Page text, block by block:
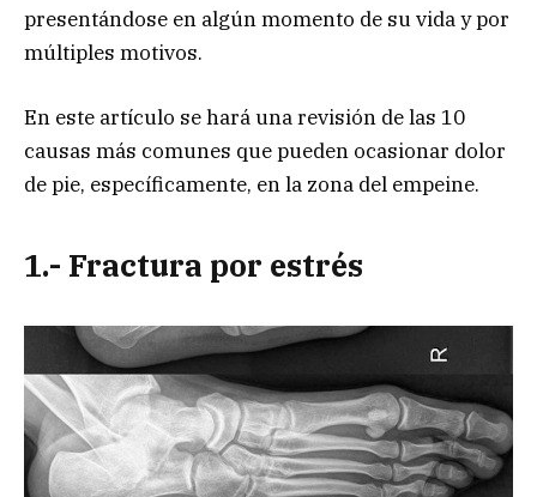
presentándose en algún momento de su vida y por
múltiples motivos.
En este artículo se hará una revisión de las 10
causas más comunes que pueden ocasionar dolor
de pie, específicamente, en la zona del empeine.
1.- Fractura por estrés